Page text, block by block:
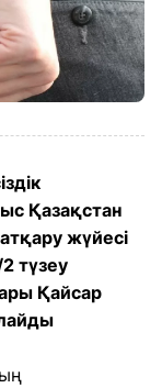
Қазақстан
жүйесі
түзеу
Қайсар